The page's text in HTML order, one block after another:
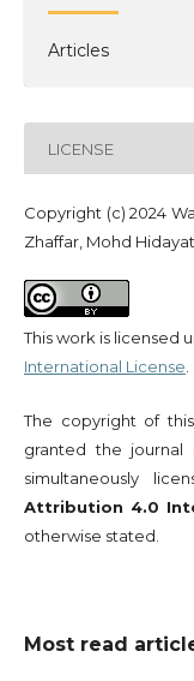
Articles
LICENSE
Copyright (c) 2024
Zhaffar, Mohd
This work is licensed
International License.
The copyright of
granted the
simultaneously
Attribution 4.0
otherwise stated.
Most read